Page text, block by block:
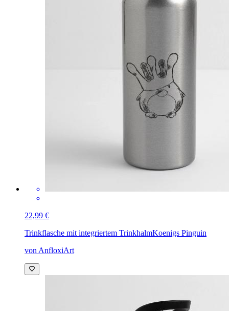
22,99 €
Trinkflasche mit integriertem TrinkhalmKoenigs Pinguin
von AnfloxiArt